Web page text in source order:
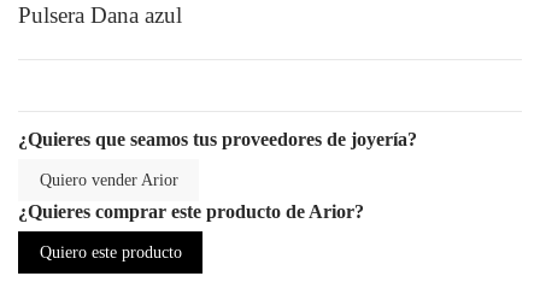
Pulsera Dana azul
¿Quieres que seamos tus proveedores de joyería?
Quiero vender Arior
¿Quieres comprar este producto de Arior?
Quiero este producto